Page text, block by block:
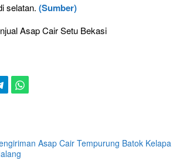
selatan. (Sumber)
Asap Cair Setu Bekasi
Asap Cair Tempurung Batok Kelapa